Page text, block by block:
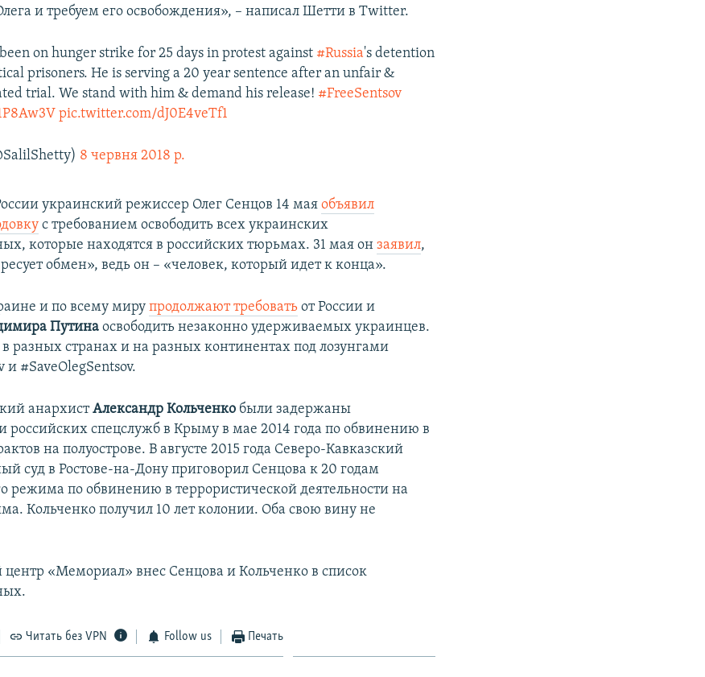
и требуем его освобождения», – написал Шетти в Twitter.
on hunger strike for 25 days in protest against #Russia's detention
prisoners. He is serving a 20 year sentence after an unfair &
trial. We stand with him & demand his release! #FreeSentsov
pic.twitter.com/dJ0E4veTf1
8 червня 2018 р.
украинский режиссер Олег Сенцов 14 маяобъявил
с требованием освободить всех украинских
которые находятся в российских тюрьмах. 31 мая онзаявил,
обмен», ведь он ​– «человек, который идет к конца».
и по всему мирупродолжают требовать от России и
Путина освободить незаконно удерживаемых украинцев.
разных странах и на разных континентах под лозунгами​
и #SaveOlegSentsov.
анархистАлександр Кольченко были задержаны
российских спецслужб в Крыму в мае 2014 года по обвинению в
на полуострове. В августе 2015 года Северо-Кавказский
суд в Ростове-на-Дону приговорил Сенцова к 20 годам
режима по обвинению в террористической деятельности на
Кольченко получил 10 лет колонии. Оба свою вину не
«Мемориал» внес Сенцова и Кольченко в список
Читать без VPN Follow us Печать